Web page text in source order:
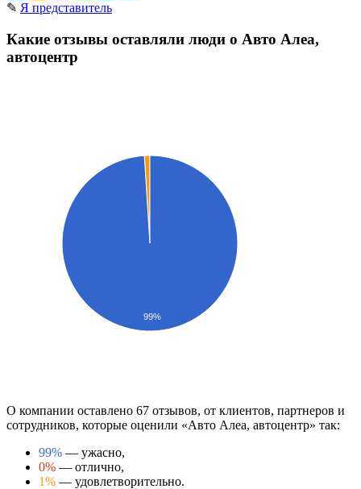
✎ Я представитель
Какие отзывы оставляли люди о Авто Алеа,
автоцентр
99%
О компании оставлено 67 отзывов, от клиентов, партнеров и
сотрудников, которые оценили «Авто Алеа, автоцентр» так:
99% — ужасно,
0% — отлично,
1% — удовлетворительно.